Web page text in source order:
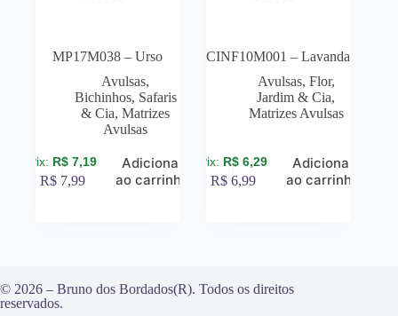
MP17M038 – Urso
Avulsas,
Bichinhos, Safaris
& Cia,Matrizes
Avulsas
R$ 7,19
R$ 7,99
Adicionar
ao carrinho
CINF10M001 – Lavanda
Avulsas, Flor,
Jardim & Cia,
Matrizes Avulsas
R$ 6,29
R$ 6,99
Adicionar
ao carrinho
© 2026 – Bruno dos Bordados(R). Todos os direitos
reservados.